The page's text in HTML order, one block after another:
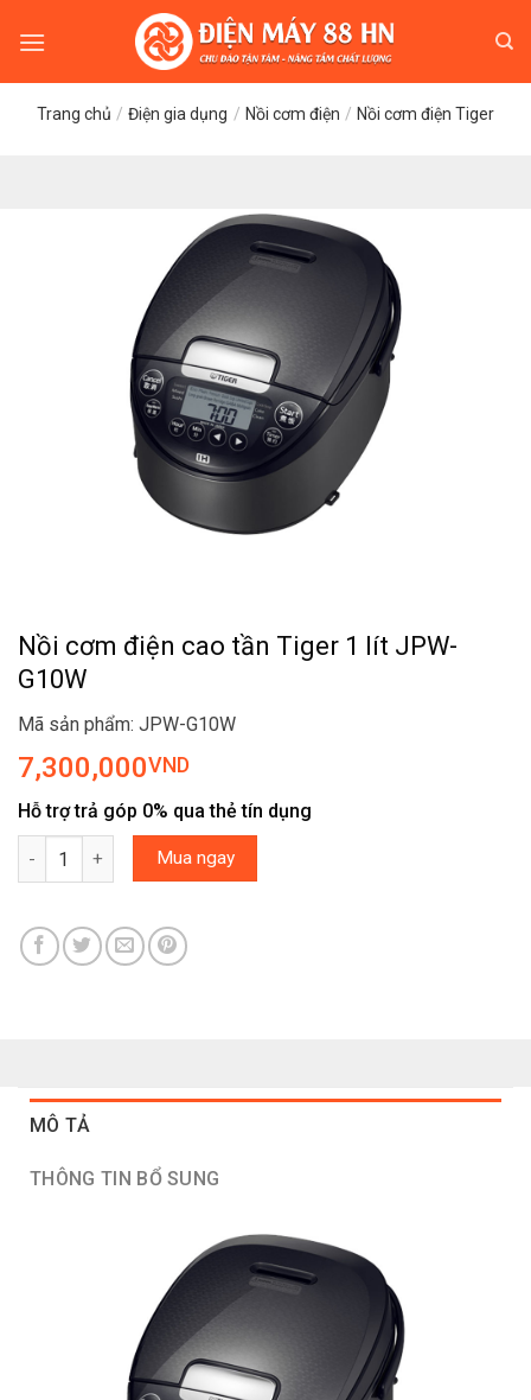
Trang chủ / Điện gia dụng / Nồi cơm điện / Nồi cơm điện Tiger
Nồi cơm điện cao tần Tiger 1 lít JPW-
G10W
Mã sản phẩm: JPW-G10W
7,300,000VND
Hỗ trợ trả góp 0% qua thẻ tín dụng
Nồi cơm điện cao tần Tiger 1 lít JPW-G10W số lượng
Mua ngay
MÔ TẢ
THÔNG TIN BỔ SUNG